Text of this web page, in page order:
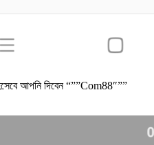
আপনি দিবেন “””Com88″””